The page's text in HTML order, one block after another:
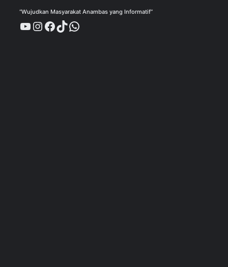
“Wujudkan Masyarakat Anambas yang Informatif”
YouTube
Instagram
Facebook
TikTok
WhatsApp